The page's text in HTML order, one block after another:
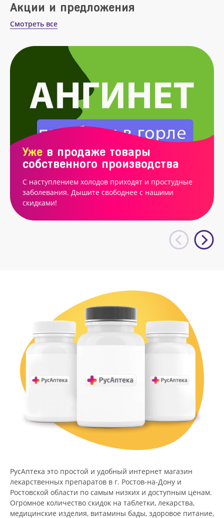
Акции и предложения
Смотреть все
Уже в продаже товары
собственного производства
С наступлением холодов приходят и простудные
заболевания. Дышите свободнее с нашими
скидками!
РусАптека это простой и удобный интернет магазин
лекарственных препаратов в г. Ростов-на-Дону и
Ростовской области по самым низких и доступным ценам.
Огромное количество скидок на таблетки, лекарства,
медицинские изделия, витамины бады, здоровое питание,